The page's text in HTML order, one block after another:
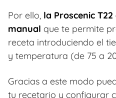
Por ello, la Proscenic
manual que te permite
receta introduciendo el
y temperatura (de 75 a
Gracias a este modo
tu recetario y configurar